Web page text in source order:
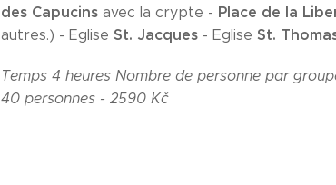
des Capucins avec la crypte - Place de la
autres.) - Eglise St. Jacques - Eglise St.
Temps 4 heures Nombre de personne par
40 personnes - 2590 Kč